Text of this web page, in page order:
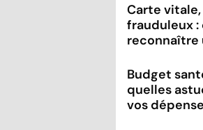
Carte
frauduleux
reconnaître
Budget
quelles
vos